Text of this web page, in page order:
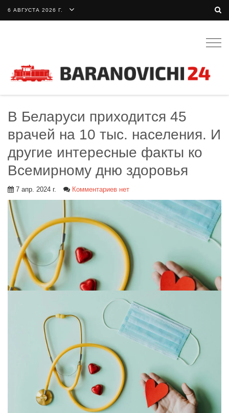
6 АВГУСТА 2026 Г.
В Беларуси приходится 45
врачей на 10 тыс. населения. И
другие интересные факты ко
Всемирному дню здоровья
7 апр. 2024 г. Комментариев нет